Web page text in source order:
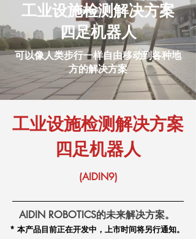
工业设施检测解决方案
四足机器人
可以像人类步行一样自由移动到各种地
方的解决方案
工业设施检测解决方案
四足机器人
(AIDIN9)
AIDIN ROBOTICS的未来解决方案。
* 本产品目前正在开发中，上市时间将另行通知。